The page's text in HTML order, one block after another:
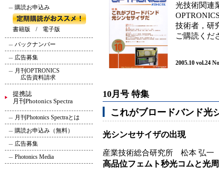
購読お申込み
書籍版 / 電子版
バックナンバー
広告募集
月刊OPTRONICS
広告資料請求
提携誌
月刊Photonics Spectra
月刊Photonics Spectraとは
購読お申込み（無料）
広告募集
Photonics Media
光技術関連
技術者，研
ご購読くだ
2005.10 vol.24
10月号 特集
これがブロードバンド光
光シンセサイザの出現
産業技術総合研究所 松本 弘一
高品位フェムト秒光コムと光